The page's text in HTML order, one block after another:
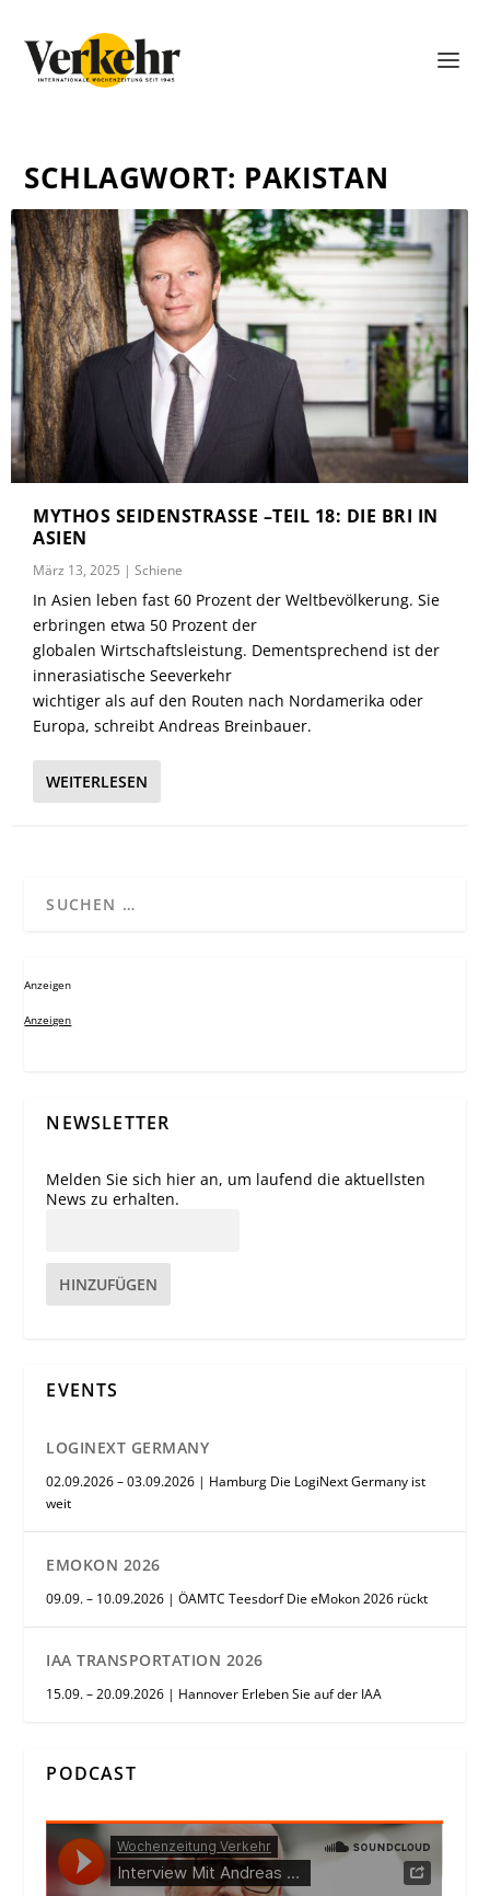
SCHLAGWORT: PAKISTAN
MYTHOS SEIDENSTRASSE –TEIL 18: DIE BRI IN A
SIEN
März 13, 2025 |Schiene
In Asien leben fast 60 Prozent der Weltbevölkerung. Sie
erbringen etwa 50 Prozent der
globalen Wirtschaftsleistung. Dementsprechend ist der
innerasiatische Seeverkehr
wichtiger als auf den Routen nach Nordamerika oder
Europa, schreibt Andreas Breinbauer.
WEITERLESEN
Anzeigen
Anzeigen
NEWSLETTER
Melden Sie sich hier an, um laufend die aktuellsten
News zu erhalten.
HINZUFÜGEN
EVENTS
LOGINEXT GERMANY
02.09.2026 – 03.09.2026 | Hamburg Die LogiNext Germany ist
weit
EMOKON 2026
09.09. – 10.09.2026 | ÖAMTC Teesdorf Die eMokon 2026 rückt
IAA TRANSPORTATION 2026
15.09. – 20.09.2026 | Hannover Erleben Sie auf der IAA
PODCAST